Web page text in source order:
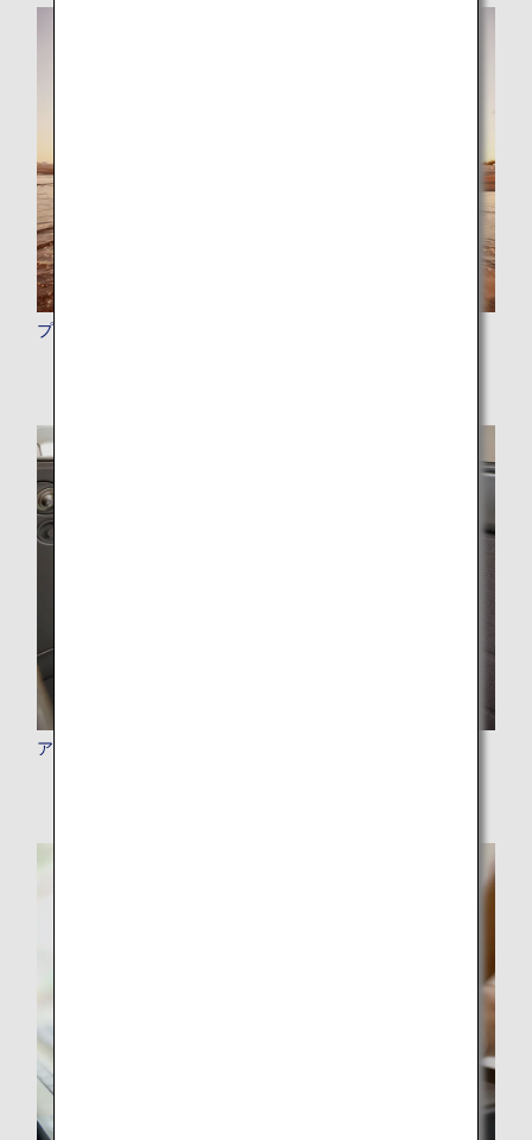
プレミアムポイント
アップグレードポイント